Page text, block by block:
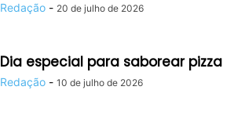
Redação - 20 de julho de 2026
Dia especial para saborear pizza
Redação - 10 de julho de 2026